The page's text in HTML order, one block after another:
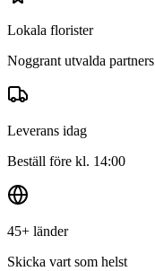
Lokala florister
Noggrant utvalda partners
Leverans idag
Beställ före kl. 14:00
45+ länder
Skicka vart som helst